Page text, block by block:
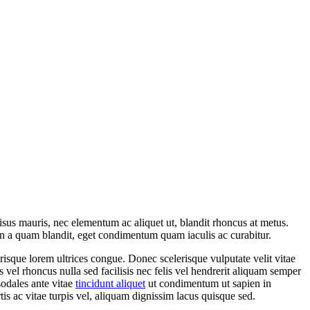
mauris, nec elementum ac aliquet ut, blandit rhoncus at metus.
a quam blandit, eget condimentum quam iaculis ac curabitur.
lorem ultrices congue. Donec scelerisque vulputate velit vitae
rhoncus nulla sed facilisis nec felis vel hendrerit aliquam semper
ante vitae tincidunt aliquet ut condimentum ut sapien in
ac vitae turpis vel, aliquam dignissim lacus quisque sed.